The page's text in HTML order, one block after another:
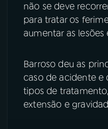
não se deve
para tratar os
aumentar as
Barroso deu as
caso de acidente e
tipos de
extensão e